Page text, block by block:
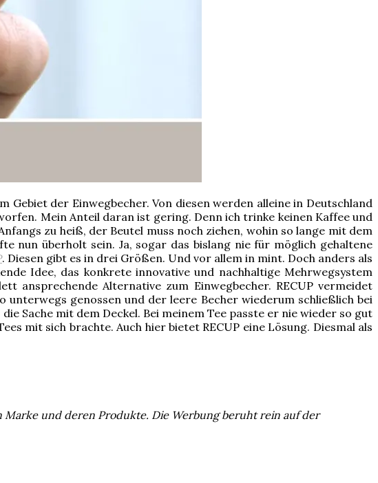
der Einwegbecher. Von diesen werden alleine in Deutschland
Mein Anteil daran ist gering. Denn ich trinke keinen Kaffee und
zu heiß, der Beutel muss noch ziehen, wohin so lange mit dem
nun überholt sein. Ja, sogar das bislang nie für möglich gehaltene
. Diesen gibt es in drei Größen. Und vor allem in mint. Doch anders als
Idee, das konkrete innovative und nachhaltige Mehrwegsystem
ansprechende Alternative zum Einwegbecher. RECUP vermeidet
genossen und der leere Becher wiederum schließlich bei
Sache mit dem Deckel. Bei meinem Tee passte er nie wieder so gut
mit sich brachte. Auch hier bietet RECUP eine Lösung. Diesmal als
und deren Produkte. Die Werbung beruht rein auf der